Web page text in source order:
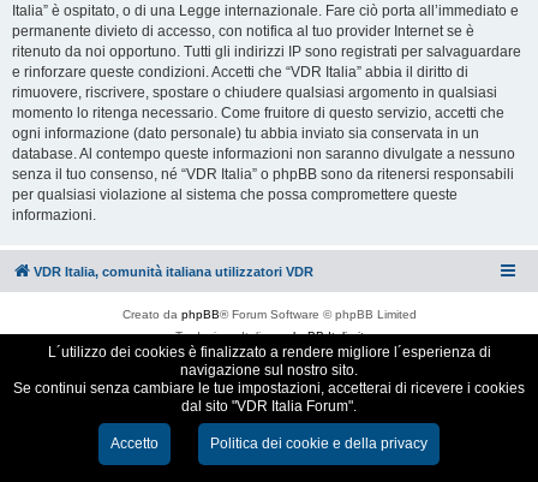
Italia” è ospitato, o di una Legge internazionale. Fare ciò porta all’immediato e
permanente divieto di accesso, con notifica al tuo provider Internet se è
ritenuto da noi opportuno. Tutti gli indirizzi IP sono registrati per salvaguardare
e rinforzare queste condizioni. Accetti che “VDR Italia” abbia il diritto di
rimuovere, riscrivere, spostare o chiudere qualsiasi argomento in qualsiasi
momento lo ritenga necessario. Come fruitore di questo servizio, accetti che
ogni informazione (dato personale) tu abbia inviato sia conservata in un
database. Al contempo queste informazioni non saranno divulgate a nessuno
senza il tuo consenso, né “VDR Italia” o phpBB sono da ritenersi responsabili
per qualsiasi violazione al sistema che possa compromettere queste
informazioni.
VDR Italia, comunità italiana utilizzatori VDR
Creato da phpBB® Forum Software © phpBB Limited
Traduzione ItalianaphpBB-Italia.it
Cookie e Privacy
L´utilizzo dei cookies è finalizzato a rendere migliore l´esperienza di
navigazione sul nostro sito.
Se continui senza cambiare le tue impostazioni, accetterai di ricevere i cookies
dal sito "VDR Italia Forum".
Accetto Politica dei cookie e della privacy